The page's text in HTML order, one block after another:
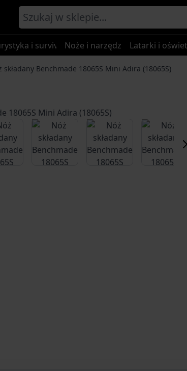
i survival Noże i narzędzia Latarki i
składany Benchmade 18065S Mini Adira (18065S)
View larger imageView larger imageView larger imageView